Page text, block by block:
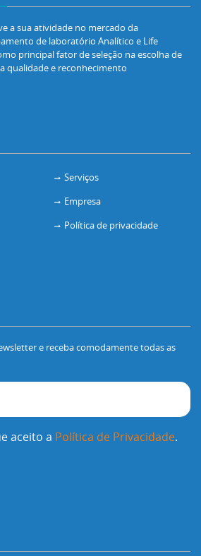
a sua atividade no mercado da
de laboratório Analítico e Life
principal fator de seleção na escolha de
qualidade e reconhecimento
Serviços
Empresa
Política de privacidade
e receba comodamente todas as
aceito a Política de Privacidade.